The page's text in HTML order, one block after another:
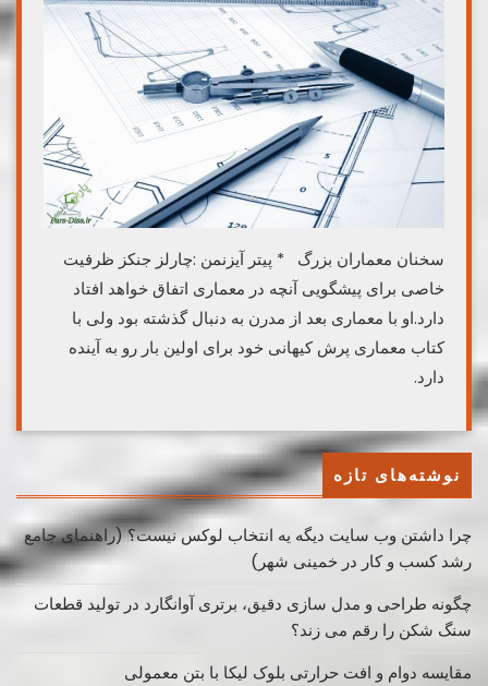
سخنان معماران بزرگ * پیتر آیزنمن :چارلز جنکز ظرفیت
خاصی برای پیشگویی آنچه در معماری اتفاق خواهد افتاد
دارد.او با معماری بعد از مدرن به دنبال گذشته بود ولی با
کتاب معماری پرش کیهانی خود برای اولین بار رو به آینده
دارد.
نوشته‌های تازه
چرا داشتن وب سایت دیگه یه انتخاب لوکس نیست؟ (راهنمای جامع
رشد کسب ‌و کار در خمینی ‌شهر)
چگونه طراحی و مدل سازی دقیق، برتری آوانگارد در تولید قطعات
سنگ شکن را رقم می زند؟
مقایسه دوام و افت حرارتی بلوک لیکا با بتن معمولی